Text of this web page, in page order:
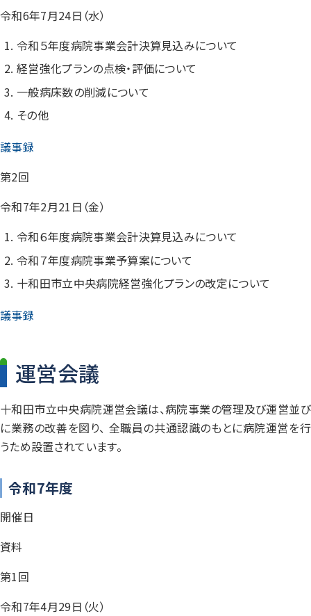
令和6年7月24日（水）
令和５年度病院事業会計決算見込みについて
経営強化プランの点検・評価について
一般病床数の削減について
その他
議事録
第2回
令和7年2月21日（金）
令和６年度病院事業会計決算見込みについて
令和７年度病院事業予算案について
十和田市立中央病院経営強化プランの改定について
議事録
運営会議
十和田市立中央病院運営会議は、病院事業の管理及び運営並び
に業務の改善を図り、 全職員の共通認識のもとに病院運営を行
うため設置されています。
令和7年度
開催日
資料
第1回
令和7年4月29日（火）